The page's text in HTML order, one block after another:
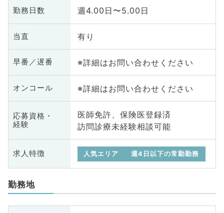
勤務日数 週4.00日〜5.00日
当直 有り
早番／遅番 ※詳細はお問い合わせください
オンコール ※詳細はお問い合わせください
応募資格・
経験
医師免許、保険医登録済
訪問診療未経験相談可能
求人特徴 人気エリア 週4日以下の常勤勤務
勤務地